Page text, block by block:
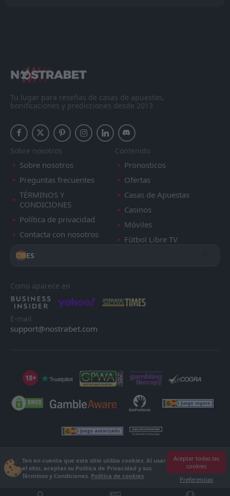
Ten en cuenta que este sitio utiliza cookies. Al usar
el sitio, aceptas su Política de Privacidad y sus
Términos y Condiciones. Política de cookies
Aceptar todas las
cookies
Preferencias
Tu lugar para reseñas de casas de apuestas,
bonificaciones y predicciones desde 2013
Sobre nosotros
Sobre nosotros
Preguntas frecuentes
TÉRMINOS Y
CONDICIONES
Política de privacidad
Contacta con nosotros
Contenido
Pronosticos
Ofertas
Casas de Apuestas
Casinos
Móviles
Fútbol Libre TV
ES
Como aparece en
E-mail
support@nostrabet.com
18+
©2013 - 2026 Nostrabet.com - Todos los derechos reservados. ¡Este sitio
no es apto para menores de 18 años!
18+ Por favor, ¡juega con responsabilidad!